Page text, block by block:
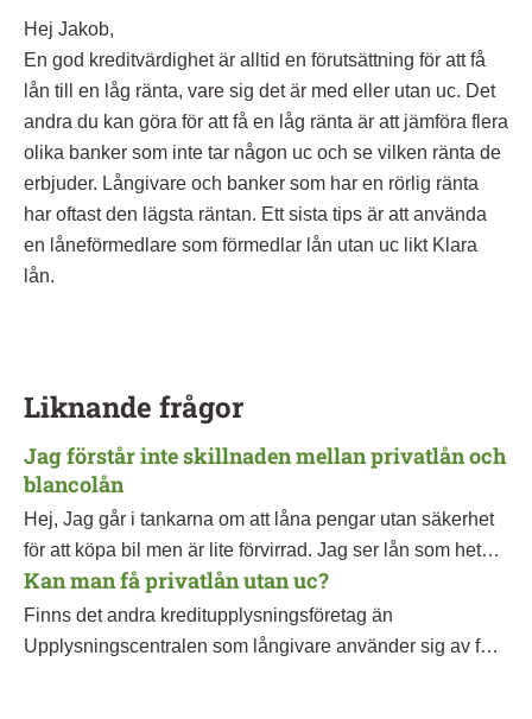
Hej Jakob,
En god kreditvärdighet är alltid en förutsättning för att få
lån till en låg ränta, vare sig det är med eller utan uc. Det
andra du kan göra för att få en låg ränta är att jämföra flera
olika banker som inte tar någon uc och se vilken ränta de
erbjuder. Långivare och banker som har en rörlig ränta
har oftast den lägsta räntan. Ett sista tips är att använda
en låneförmedlare som förmedlar lån utan uc likt Klara
lån.
Liknande frågor
Jag förstår inte skillnaden mellan privatlån och
blancolån
Hej, Jag går i tankarna om att låna pengar utan säkerhet
för att köpa bil men är lite förvirrad. Jag ser lån som heter
privatlån och lån som heter blancolån, men båda verkar
vara samma eller har jag fel? Är det någon skillnad på
dem alls? Mvh Förvirrad låntagare
Kan man få privatlån utan uc?
Finns det andra kreditupplysningsföretag än
Upplysningscentralen som långivare använder sig av för